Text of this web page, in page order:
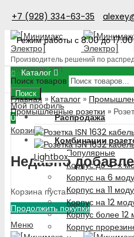
+7 (928) 334-63-35
Режим работы с 8.00 до 17.00
Производитель решений по
поставщик ЭТП
Поиск товаров
Поиск
Мой профиль
0
Корзина
Недавно
Корзина пуста!
Продолжить покупки
Меню
Каталог
Распродажа
Комбинации
Популярные
Корпус до 4-х
Корпус на 6
Корпус на 11
Корпус на 12
Корпус более 12
Корпус
Главная » Каталог »
Промышленные розетки »
Lightbox